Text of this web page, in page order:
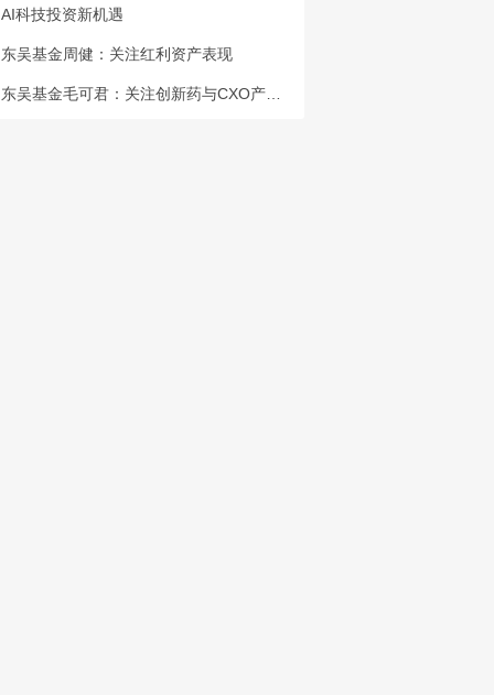
AI科技投资新机遇
东吴基金周健：关注红利资产表现